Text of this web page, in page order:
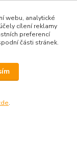
webu, analytické
cílení reklamy
preferencí
části stránek.
.